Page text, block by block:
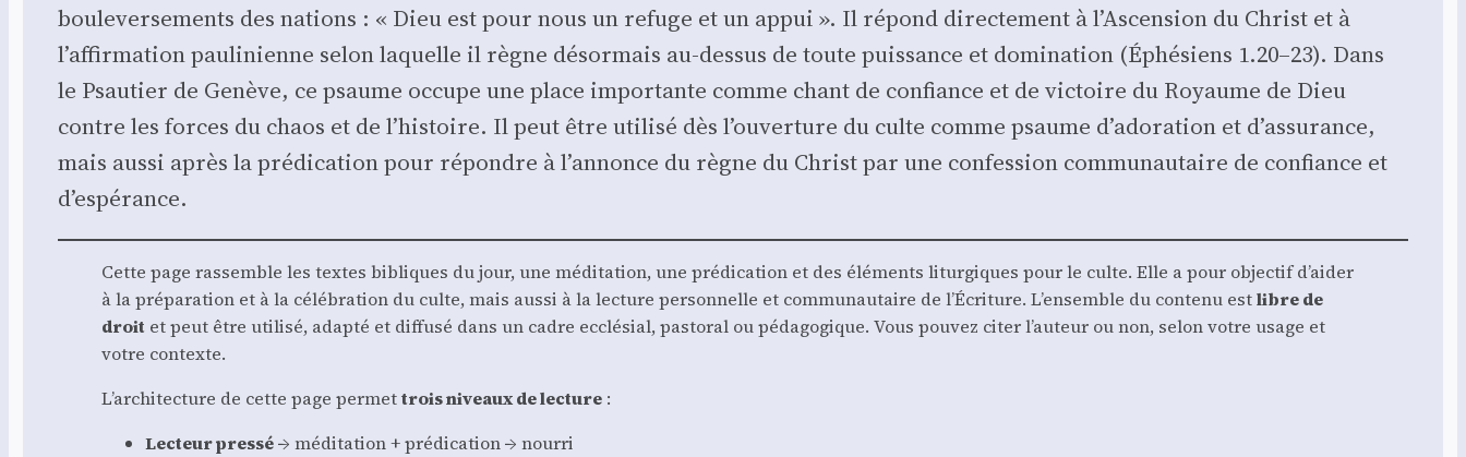
bou­le­ver­se­ments des nations : « Dieu est pour nous un refuge et un appui ». Il répond direc­te­ment à l’Ascension du Christ et à
l’affirmation pau­li­nienne selon laquelle il règne désor­mais au-des­sus de toute puis­sance et domi­na­tion (Éphé­siens 1.20–23). Dans
le Psau­tier de Genève, ce psaume occupe une place impor­tante comme chant de confiance et de vic­toire du Royaume de Dieu
contre les forces du chaos et de l’histoire. Il peut être uti­li­sé dès l’ouverture du culte comme psaume d’adoration et d’assurance,
mais aus­si après la pré­di­ca­tion pour répondre à l’annonce du règne du Christ par une confes­sion com­mu­nau­taire de confiance et
d’espérance.
Cette page ras­semble les textes bibliques du jour, une médi­ta­tion, une pré­di­ca­tion et des élé­ments litur­giques pour le culte. Elle a pour objec­tif d’aider
à la pré­pa­ra­tion et à la célé­bra­tion du culte, mais aus­si à la lec­ture per­son­nelle et com­mu­nau­taire de l’Écriture. L’ensemble du conte­nu estlibre de
droit et peut être uti­li­sé, adap­té et dif­fu­sé dans un cadre ecclé­sial, pas­to­ral ou péda­go­gique. Vous pou­vez citer l’auteur ou non, selon votre usage et
votre contexte.
L’architecture de cette page per­mettrois niveaux de lec­ture :
Lec­teur pres­sé→ médi­ta­tion + pré­di­ca­tion → nour­ri